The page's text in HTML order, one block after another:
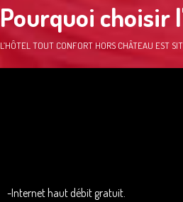
Pourquoi choisir
L’HÔTEL TOUT CONFORT HORS CHÂTEAU EST
-Internet haut débit gratuit.